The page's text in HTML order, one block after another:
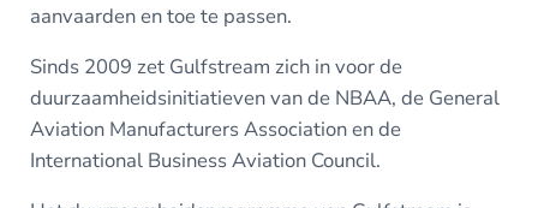
aanvaarden en toe te passen.
Sinds 2009 zet Gulfstream zich in voor de
duurzaamheidsinitiatieven van de NBAA, de General
Aviation Manufacturers Association en de
International Business Aviation Council.